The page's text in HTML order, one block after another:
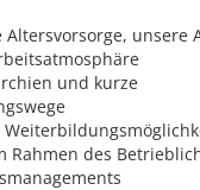
unsere
und kurze
Rahmen des